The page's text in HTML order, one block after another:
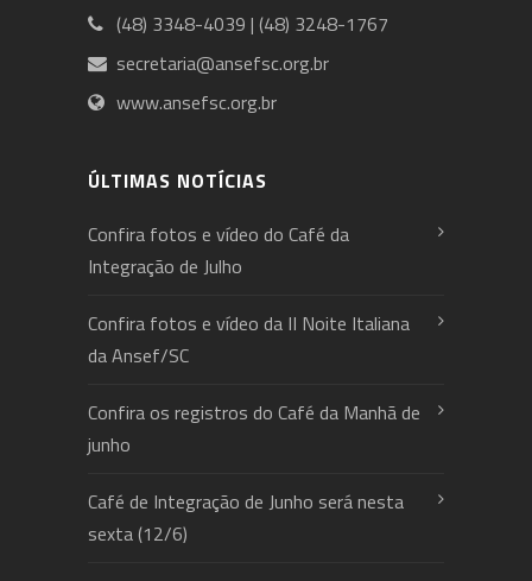
(48) 3348-4039 | (48) 3248-1767
secretaria@ansefsc.org.br
www.ansefsc.org.br
ÚLTIMAS NOTÍCIAS
Confira fotos e vídeo do Café da
Integração de Julho
Confira fotos e vídeo da II Noite Italiana
da Ansef/SC
Confira os registros do Café da Manhã de
junho
Café de Integração de Junho será nesta
sexta (12/6)